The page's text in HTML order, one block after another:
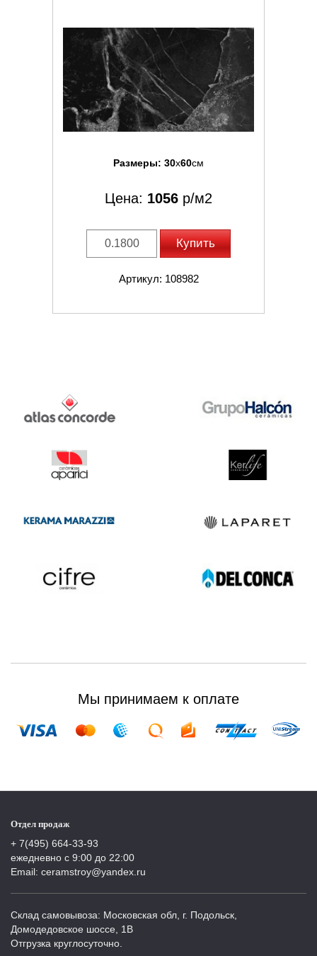
Размеры: 30x60см
Цена: 1056 р/м2
Купить
Артикул: 108982
Мы принимаем к оплате
Отдел продаж
+ 7(495) 664-33-93
ежедневно с 9:00 до 22:00
Email: ceramstroy@yandex.ru
Склад самовывоза: Московская обл, г. Подольск,
Домодедовское шоссе, 1В
Отгрузка круглосуточно.